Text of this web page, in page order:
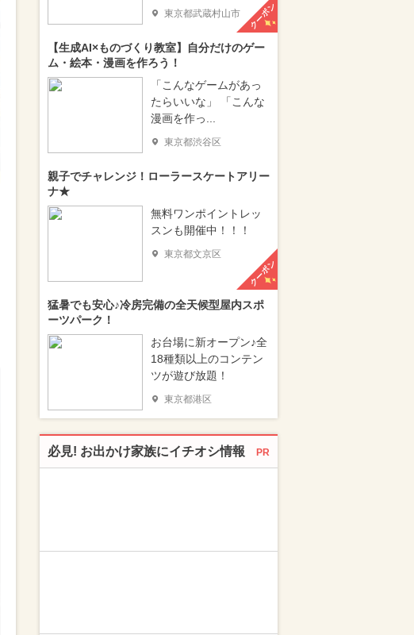
東京都武蔵村山市 クーポン
【生成AI×ものづくり教室】自分だけのゲー
ム・絵本・漫画を作ろう！
「こんなゲームがあっ
たらいいな」 「こんな
漫画を作っ...
東京都渋谷区
親子でチャレンジ！ローラースケートアリー
ナ★
無料ワンポイントレッ
スンも開催中！！！
東京都文京区
クーポン
猛暑でも安心♪冷房完備の全天候型屋内スポ
ーツパーク！
お台場に新オープン♪全
18種類以上のコンテン
ツが遊び放題！
東京都港区
必見! お出かけ家族にイチオシ情報 PR